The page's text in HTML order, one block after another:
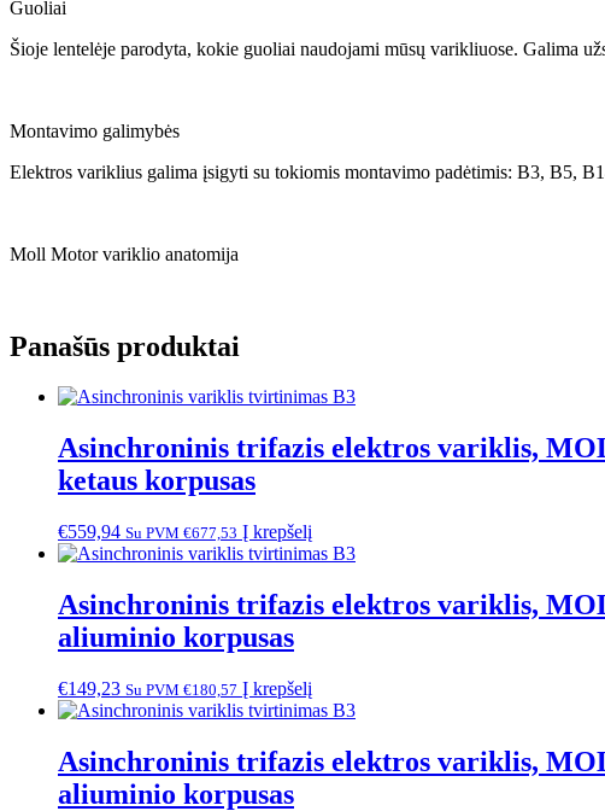
Guoliai
Šioje lentelėje parodyta, kokie guoliai naudojami mūsų varikliuose. Galima
Montavimo galimybės
Elektros variklius galima įsigyti su tokiomis montavimo padėtimis: B3, B5,
Moll Motor variklio anatomija
Panašūs produktai
Asinchroninis trifazis elektros variklis,
ketaus korpusas
€559,94 Su PVM €677,53 Į krepšelį
Asinchroninis trifazis elektros variklis,
aliuminio korpusas
€149,23 Su PVM €180,57 Į krepšelį
Asinchroninis trifazis elektros variklis,
aliuminio korpusas